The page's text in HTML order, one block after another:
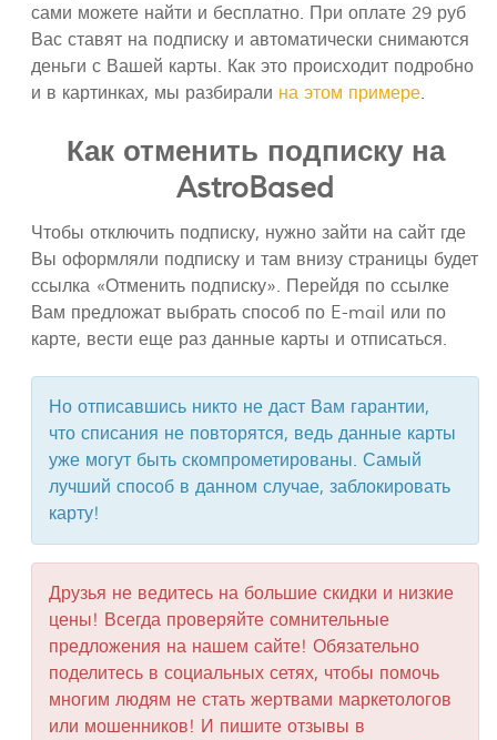
сами можете найти и бесплатно. При оплате 29 руб
Вас ставят на подписку и автоматически снимаются
деньги с Вашей карты. Как это происходит подробно
и в картинках, мы разбирали на этом примере.
Как отменить подписку на
AstroBased
Чтобы отключить подписку, нужно зайти на сайт где
Вы оформляли подписку и там внизу страницы будет
ссылка «Отменить подписку». Перейдя по ссылке
Вам предложат выбрать способ по E-mail или по
карте, вести еще раз данные карты и отписаться.
Но отписавшись никто не даст Вам гарантии,
что списания не повторятся, ведь данные карты
уже могут быть скомпрометированы. Самый
лучший способ в данном случае, заблокировать
карту!
Друзья не ведитесь на большие скидки и низкие
цены! Всегда проверяйте сомнительные
предложения на нашем сайте! Обязательно
поделитесь в социальных сетях, чтобы помочь
многим людям не стать жертвами маркетологов
или мошенников! И пишите отзывы в